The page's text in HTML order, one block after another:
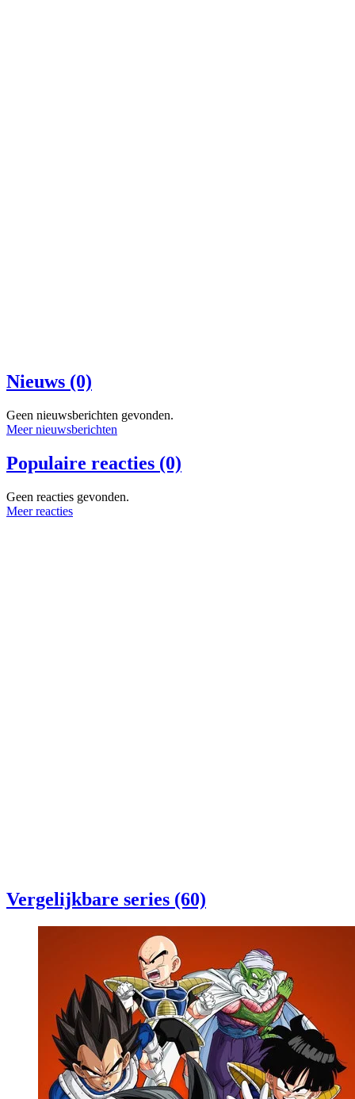
Nieuws (0)
Geen nieuwsberichten gevonden.
Meer nieuwsberichten
Populaire reacties (0)
Geen reacties gevonden.
Meer reacties
Vergelijkbare series (60)